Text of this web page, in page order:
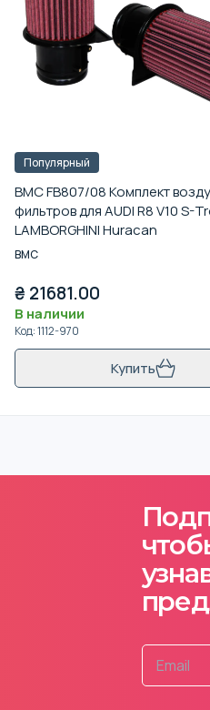
Популярный
BMC FB807/08 Комплект
фильтров для AUDI R8 V10 S-
LAMBORGHINI Huracan
BMC
₴ 21681.00
В наличии
Код:1112-970
Купить